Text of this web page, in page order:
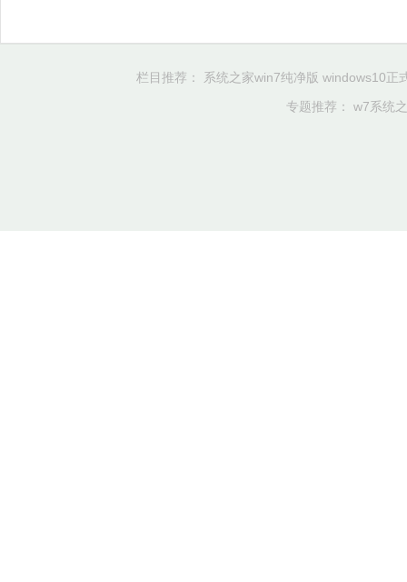
栏目推荐： 系统之家win7纯净版 windows10正
专题推荐： w7系统